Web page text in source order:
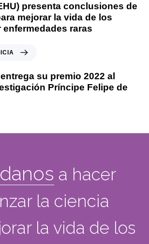
presenta conclusiones de
mejorar la vida de los
raras
su premio 2022 al
Príncipe Felipe de
a hacer
la ciencia
la vida de los